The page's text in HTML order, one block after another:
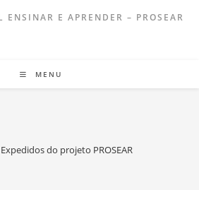
ENSINAR E APRENDER – PROSEAR
MENU
do projeto PROSEAR